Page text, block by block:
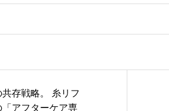
存戦略。 糸リフ
「アフターケア専